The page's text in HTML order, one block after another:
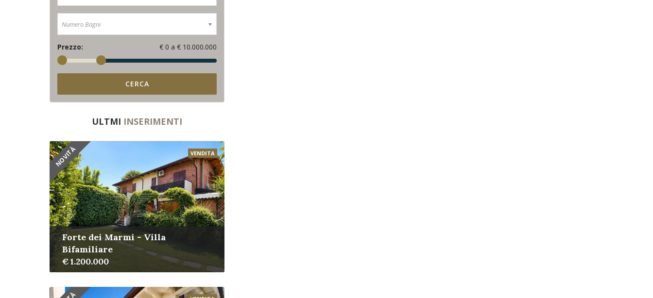
Numero Bagni
Prezzo: € 0 a € 10.000.000
CERCA
ULTMI INSERIMENTI
NOVITÀ VENDITA
Forte dei Marmi - Villa
Bifamiliare
€ 1.200.000